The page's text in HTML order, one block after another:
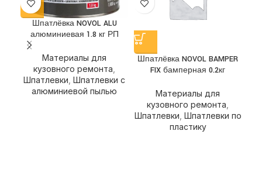
Шпатлёвка NOVOL ALU
алюминиевая 1.8 кг РП
Материалы для
кузовного ремонта
Шпатлевки Шпатлевки с
алюминиевой пылью
Шпатлёвка NOVOL BAMPER
FIX бамперная 0.2кг
Материалы для
кузовного ремонта
Шпатлевки Шпатлевки по
пластику